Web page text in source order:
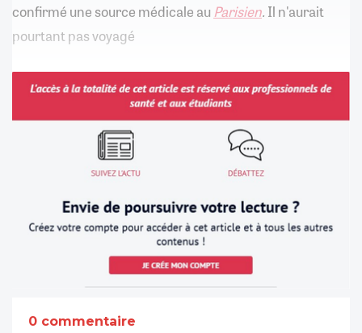
confirmé une source médicale au Parisien. Il n'aurait
pourtant pas voyagé
0 commentaire